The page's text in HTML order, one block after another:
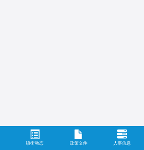
镇街动态 政策文件 人事信息